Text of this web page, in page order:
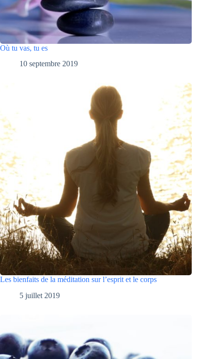
Où tu vas, tu es
10 septembre 2019
Les bienfaits de la méditation sur l’esprit et le corps
5 juillet 2019